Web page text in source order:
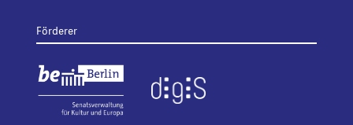
Förderer